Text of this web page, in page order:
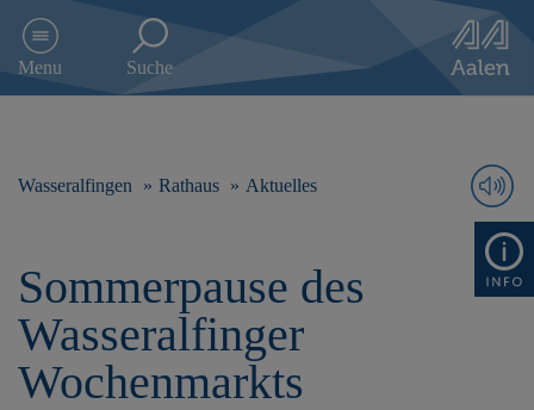
e
Menu Suche
Wasseralfingen Rathaus Aktuelles
Sommerpause des
Wasseralfinger
Wochenmarkts